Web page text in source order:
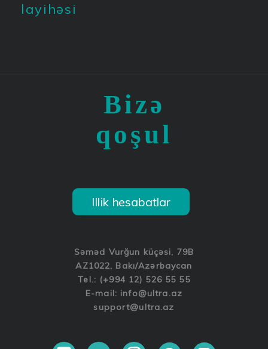
layihəsi
Bizə
qoşul
Illik hesabatlar
Səməd Vurğun küçəsi, 79B
AZ1022, Bakı/Azərbaycan
Tel.: (+994 12) 526 55 55
E-mail: info@ultra.az
support@ultra.az